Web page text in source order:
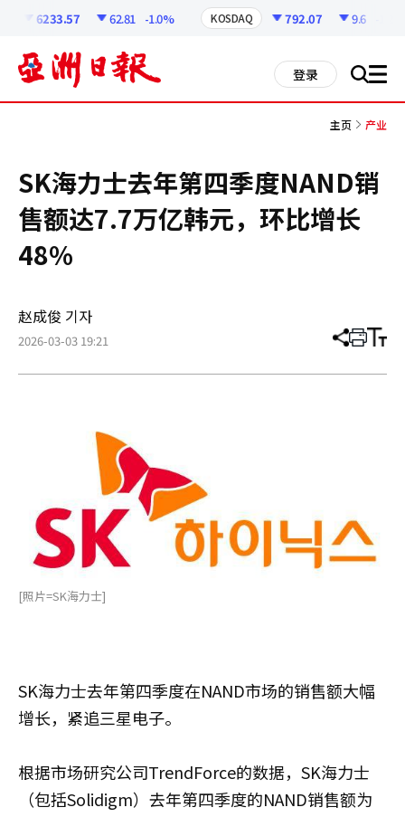
6233.57 62.81 -1.0% KOSDAQ 792.07 9.6
登录 搜 all
主页 产业
SK海力士去年第四季度NAND销
售额达7.7万亿韩元，环比增长
48%
赵成俊 기자
2026-03-03 19:21 分
章
打 调
小
[照片=SK海力士]
SK海力士去年第四季度在NAND市场的销售额大幅
增长，紧追三星电子。
根据市场研究公司TrendForce的数据，SK海力士
（包括Solidigm）去年第四季度的NAND销售额为